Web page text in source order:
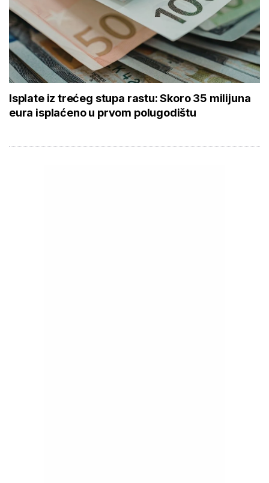
Isplate iz trećeg stupa rastu: Skoro 35 milijuna
eura isplaćeno u prvom polugodištu